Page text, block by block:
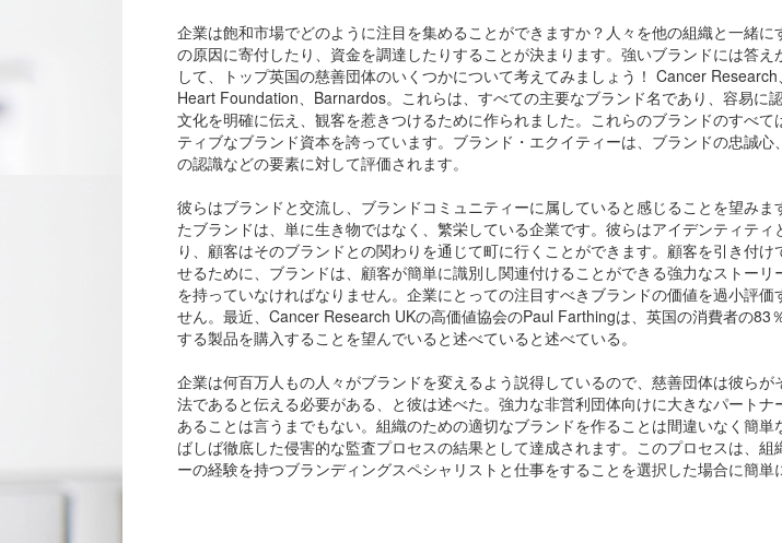
企業は飽和市場でどのように注目を集めることができますか？人々を他の組織と一緒に
の原因に寄付したり、資金を調達したりすることが決まります。強いブランドには答え
して、トップ英国の慈善団体のいくつかについて考えてみましょう！ Cancer
Heart Foundation、Barnardos。これらは、すべての主要なブランド名であり、容易に
文化を明確に伝え、観客を惹きつけるために作られました。これらのブランドのすべて
ティブなブランド資本を誇っています。ブランド・エクイティーは、ブランドの忠誠心
の認識などの要素に対して評価されます。
彼らはブランドと交流し、ブランドコミュニティーに属していると感じることを望みま
たブランドは、単に生き物ではなく、繁栄している企業です。彼らはアイデンティティ
り、顧客はそのブランドとの関わりを通じて町に行くことができます。顧客を引き付け
せるために、ブランドは、顧客が簡単に識別し関連付けることができる強力なストーリ
を持っていなければなりません。企業にとっての注目すべきブランドの価値を過小評価
せん。最近、Cancer Research UKの高価値協会のPaul Farthingは、英国の消費者の83
する製品を購入することを望んでいると述べていると述べている。
企業は何百万人もの人々がブランドを変えるよう説得しているので、慈善団体は彼らが
法であると伝える必要がある、と彼は述べた。強力な非営利団体向けに大きなパートナ
あることは言うまでもない。組織のための適切なブランドを作ることは間違いなく簡単
ばしば徹底した侵害的な監査プロセスの結果として達成されます。このプロセスは、組
ーの経験を持つブランディングスペシャリストと仕事をすることを選択した場合に簡単